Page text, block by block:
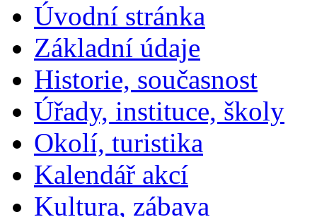
Úvodní stránka
Základní údaje
Historie, současnost
Úřady, instituce, školy
Okolí, turistika
Kalendář akcí
Kultura, zábava